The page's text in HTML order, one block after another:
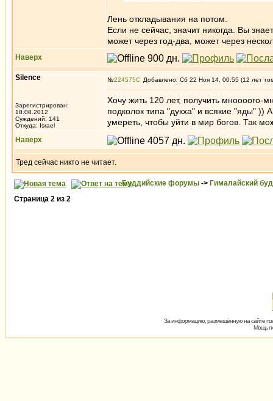
Лень откладывания на потом.
Если не сейчас, значит никогда. Вы
может через год-два, может через
Наверх
Silence
Зарегистрирован:
18.08.2012
Суждений: 141
Откуда: Israel
№224575 Добавлено: Сб 22 Ноя 14, 00:55 (12 лет
Хочу жить 120 лет, получить мноооого-
подколок типа "дукха" и всякие "яды" ))
умереть, чтобы уйти в мир богов. Так
Наверх
Тред сейчас никто не читает.
Буддийские форумы -> Гималайский
Страница 2 из 2
За информацию, размещённую на сайте
Мощь